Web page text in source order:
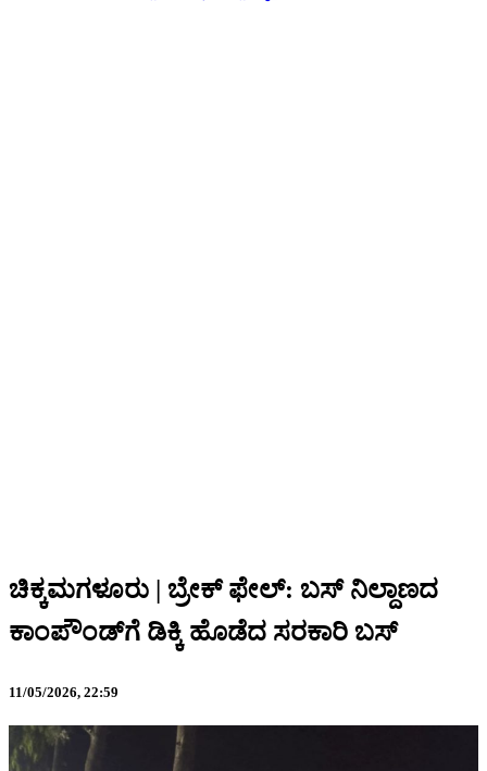
ಚಿಕ್ಕಮಗಳೂರು | ಬ್ರೇಕ್ ಫೇಲ್: ಬಸ್ ನಿಲ್ದಾಣದ
ಕಾಂಪೌಂಡ್‌ಗೆ ಡಿಕ್ಕಿ ಹೊಡೆದ ಸರಕಾರಿ ಬಸ್
11/05/2026, 22:59